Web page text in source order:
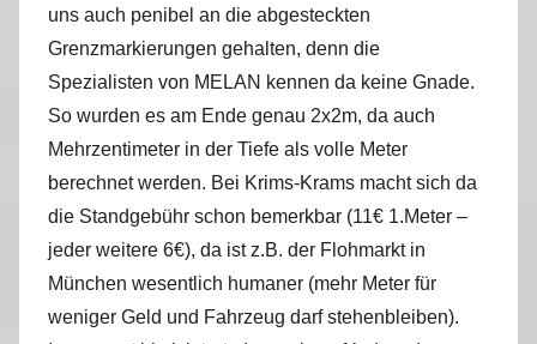
uns auch penibel an die abgesteckten
Grenzmarkierungen gehalten, denn die
Spezialisten von MELAN kennen da keine Gnade.
So wurden es am Ende genau 2x2m, da auch
Mehrzentimeter in der Tiefe als volle Meter
berechnet werden. Bei Krims-Krams macht sich da
die Standgebühr schon bemerkbar (11€ 1.Meter –
jeder weitere 6€), da ist z.B. der Flohmarkt in
München wesentlich humaner (mehr Meter für
weniger Geld und Fahrzeug darf stehenbleiben).